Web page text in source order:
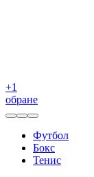
+1
обране
Футбол
Бокс
Тенис